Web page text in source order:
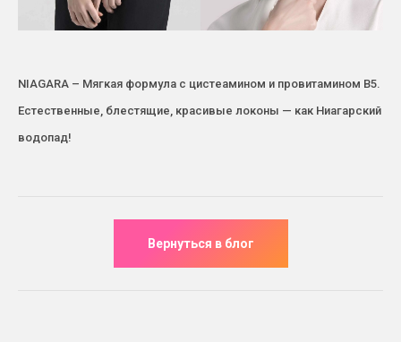
NIAGARA – Мягкая формула с цистеамином и провитамином В5.
Естественные, блестящие, красивые локоны — как Ниагарский
водопад!